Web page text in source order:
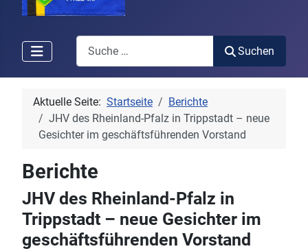
Search
Suchen
Aktuelle Seite: Startseite
Berichte
JHV des Rheinland-Pfalz in Trippstadt – neue
Gesichter im geschäftsführenden Vorstand
Berichte
JHV des Rheinland-Pfalz in
Trippstadt – neue Gesichter im
geschäftsführenden Vorstand